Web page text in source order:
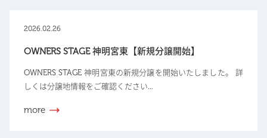
2026.02.26
OWNERS STAGE 神明宮東【新規分譲開始】
OWNERS STAGE 神明宮東の新規分譲を開始いたしました。 詳
しくは分譲地情報をご確認ください...
more